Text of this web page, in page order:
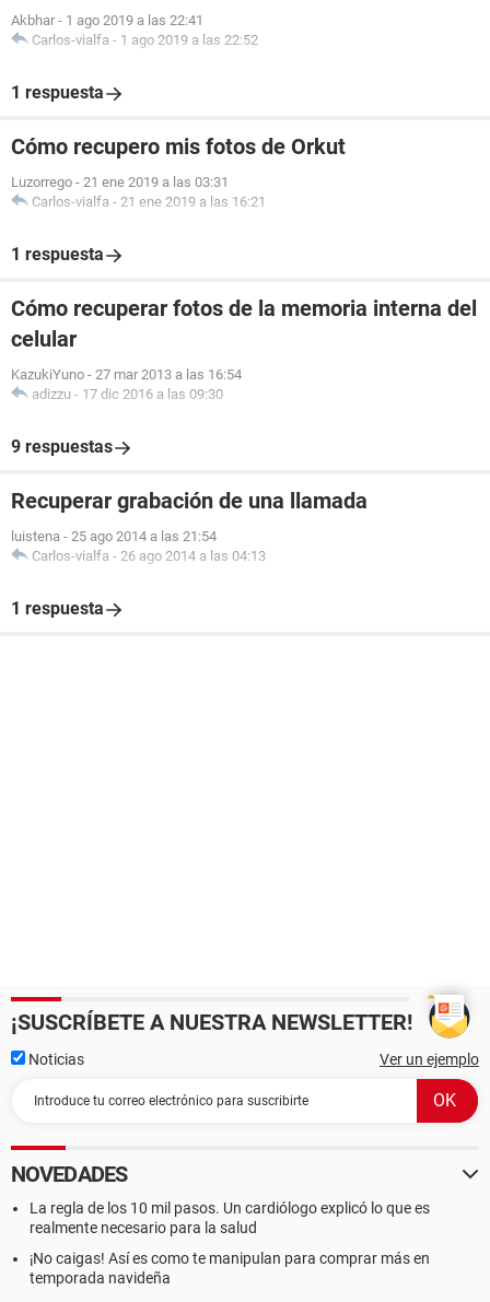
Akbhar - 1 ago 2019 a las 22:41
Carlos-vialfa - 1 ago 2019 a las 22:52
1 respuesta
Cómo recupero mis fotos de Orkut
Luzorrego - 21 ene 2019 a las 03:31
Carlos-vialfa - 21 ene 2019 a las 16:21
1 respuesta
Cómo recuperar fotos de la memoria interna del
celular
KazukiYuno - 27 mar 2013 a las 16:54
adizzu - 17 dic 2016 a las 09:30
9 respuestas
Recuperar grabación de una llamada
luistena - 25 ago 2014 a las 21:54
Carlos-vialfa - 26 ago 2014 a las 04:13
1 respuesta
¡SUSCRÍBETE A NUESTRA NEWSLETTER!
Noticias Ver un ejemplo
NOVEDADES
La regla de los 10 mil pasos. Un cardiólogo explicó lo que es
realmente necesario para la salud
¡No caigas! Así es como te manipulan para comprar más en
temporada navideña